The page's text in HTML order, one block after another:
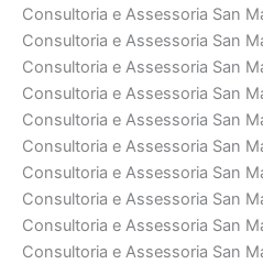
Consultoria e Assessoria San
Consultoria e Assessoria San
Consultoria e Assessoria San
Consultoria e Assessoria San
Consultoria e Assessoria San
Consultoria e Assessoria San
Consultoria e Assessoria San
Consultoria e Assessoria San
Consultoria e Assessoria San
Consultoria e Assessoria San